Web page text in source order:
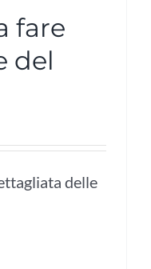
fare
del
delle